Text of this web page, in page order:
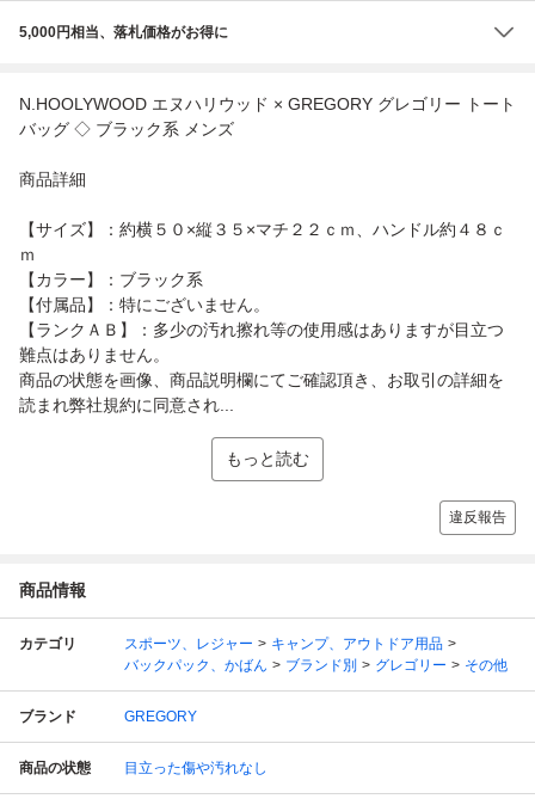
5,000円相当、落札価格がお得に
N.HOOLYWOOD エヌハリウッド × GREGORY グレゴリー トート
バッグ ◇ ブラック系 メンズ
商品詳細
【サイズ】：約横５０×縦３５×マチ２２ｃｍ、ハンドル約４８ｃ
ｍ
【カラー】：ブラック系
【付属品】：特にございません。
【ランクＡＢ】：多少の汚れ擦れ等の使用感はありますが目立つ
難点はありません。
商品の状態を画像、商品説明欄にてご確認頂き、お取引の詳細を
読まれ弊社規約に同意され...
もっと読む
違反報告
商品情報
カテゴリ スポーツ、レジャー
キャンプ、アウトドア用品
バックパック、かばん
ブランド別 グレゴリー その他
ブランド GREGORY
商品の状態 目立った傷や汚れなし